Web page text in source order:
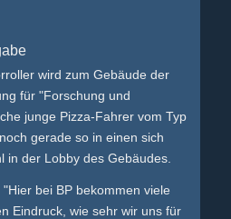
wird zum Gebäude der
für "Forschung und
junge Pizza-Fahrer vom Typ
gerade so in einen sich
in der Lobby des Gebäudes.
bei BP bekommen viele
Eindruck, wie sehr wir uns für